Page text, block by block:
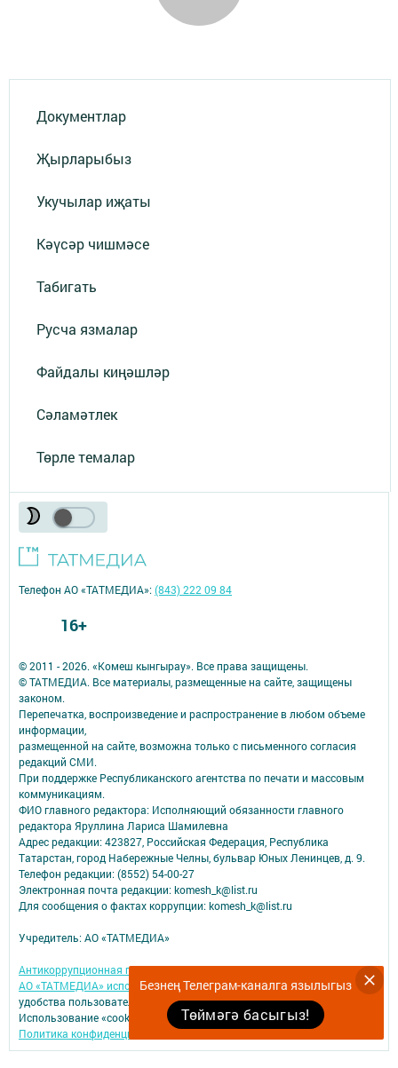
Документлар
Җырларыбыз
Укучылар иҗаты
Кәүсәр чишмәсе
Табигать
Русча язмалар
Файдалы киңәшләр
Сәламәтлек
Төрле темалар
Безнең Телеграм-каналга язылыгыз
Төймәгә басыгыз!
© 2011 - 2026. «Комеш кынгырау». Все права защищены.
© ТАТМЕДИА. Все материалы, размещенные на сайте, защищены
законом.
Перепечатка, воспроизведение и распространение в любом объеме
информации,
размещенной на сайте, возможна только с письменного согласия
редакций СМИ.
При поддержке Республиканского агентства по печати и массовым
коммуникациям.
ФИО главного редактора: Исполняющий обязанности главного
редактора Яруллина Лариса Шамилевна
Адрес редакции: 423827, Российская Федерация, Республика
Татарстан, город Набережные Челны, бульвар Юных Ленинцев, д. 9.
Телефон редакции: (8552) 54-00-27
Электронная почта редакции: komesh_k@list.ru
Для сообщения о фактах коррупции: komesh_k@list.ru
Учредитель: АО «ТАТМЕДИА»
Антикоррупционная политика
АО «ТАТМЕДИА» использует «cookie»для персонализации сервисов и
удобства пользователей сайтом.
Использование «cookie» можно отменить в настройках браузера.
Политика конфиденциальности
Телефон АО «ТАТМЕДИА»:(843) 222 09 84
16+